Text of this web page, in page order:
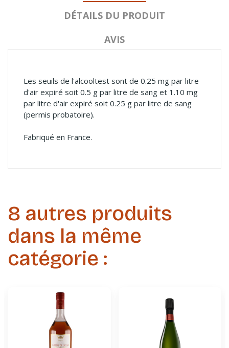
DÉTAILS DU PRODUIT
AVIS
Les seuils de l'alcooltest sont de 0.25 mg par litre
d'air expiré soit 0.5 g par litre de sang et 1.10 mg
par litre d'air expiré soit 0.25 g par litre de sang
(permis probatoire).
Fabriqué en France.
8 autres produits
dans la même
catégorie :